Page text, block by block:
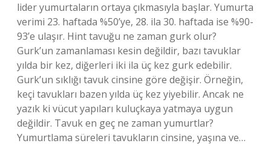
lider yumurtaların ortaya çıkmasıyla başlar. Yumurta
verimi 23. haftada %50’ye, 28. ila 30. haftada ise %90-
93’e ulaşır. Hint tavuğu ne zaman gurk olur?
Gurk’un zamanlaması kesin değildir, bazı tavuklar
yılda bir kez, diğerleri iki ila üç kez gurk edebilir.
Gurk’un sıklığı tavuk cinsine göre değişir. Örneğin,
keçi tavukları bazen yılda üç kez yiyebilir. Ancak ne
yazık ki vücut yapıları kuluçkaya yatmaya uygun
değildir. Tavuk en geç ne zaman yumurtlar?
Yumurtlama süreleri tavukların cinsine, yaşına ve…